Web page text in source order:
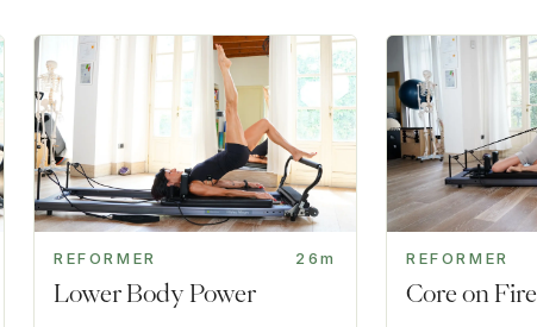
REFORMER 26m
Lower Body Power
REFORMER
Core on Fire